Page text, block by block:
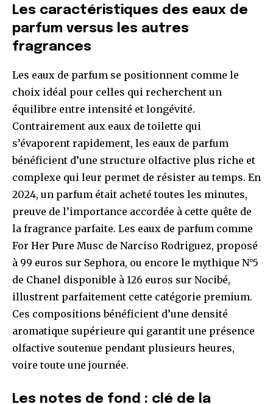
Les caractéristiques des eaux de
parfum versus les autres
fragrances
Les eaux de parfum se positionnent comme le
choix idéal pour celles qui recherchent un
équilibre entre intensité et longévité.
Contrairement aux eaux de toilette qui
s’évaporent rapidement, les eaux de parfum
bénéficient d’une structure olfactive plus riche et
complexe qui leur permet de résister au temps. En
2024, un parfum était acheté toutes les minutes,
preuve de l’importance accordée à cette quête de
la fragrance parfaite. Les eaux de parfum comme
For Her Pure Musc de Narciso Rodriguez, proposé
à 99 euros sur Sephora, ou encore le mythique N°5
de Chanel disponible à 126 euros sur Nocibé,
illustrent parfaitement cette catégorie premium.
Ces compositions bénéficient d’une densité
aromatique supérieure qui garantit une présence
olfactive soutenue pendant plusieurs heures,
voire toute une journée.
Les notes de fond : clé de la